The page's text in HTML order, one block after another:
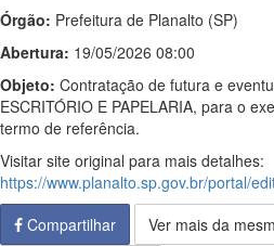
Órgão: Prefeitura de Planalto (SP)
Abertura: 19/05/2026 08:00
Objeto: Contratação de futura e
ESCRITÓRIO E PAPELARIA, para o
termo de referência.
Visitar site original para mais detalhes:
https://www.planalto.sp.gov.br/portal/
Compartilhar
Ver mais da